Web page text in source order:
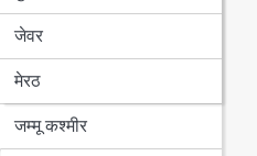
जेवर
मेरठ
पंजाब
हरियाणा
जम्मू कश्मीर